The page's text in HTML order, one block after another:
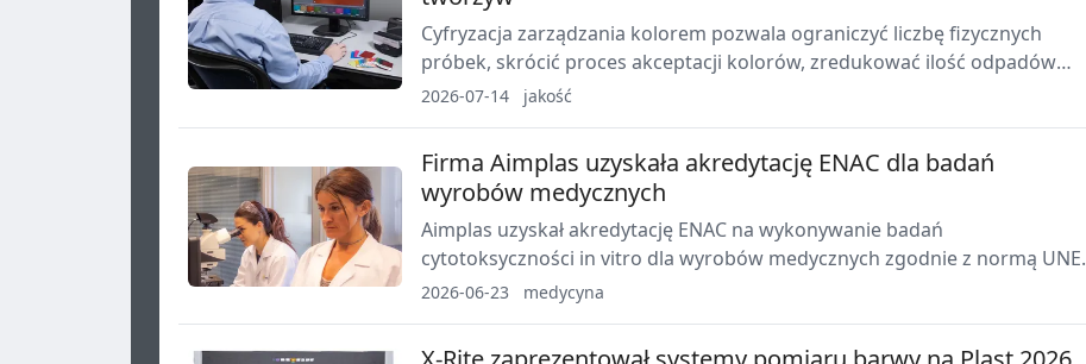
Cyfryzacja zarządzania kolorem pozwala ograniczyć liczbę fizycznych
próbek, skrócić proces akceptacji kolorów, zredukować ilość odpadów
produkcyjnych oraz zmniejszyć konieczność transportu próbek między
2026-07-14 jakość
Firma Aimplas uzyskała akredytację ENAC dla badań
wyrobów medycznych
Aimplas uzyskał akredytację ENAC na wykonywanie badań
cytotoksyczności in vitro dla wyrobów medycznych zgodnie z normą UNE-
EN ISO 10993-5. Rozszerza to kompetencje centrum w ocenie
2026-06-23 medycyna